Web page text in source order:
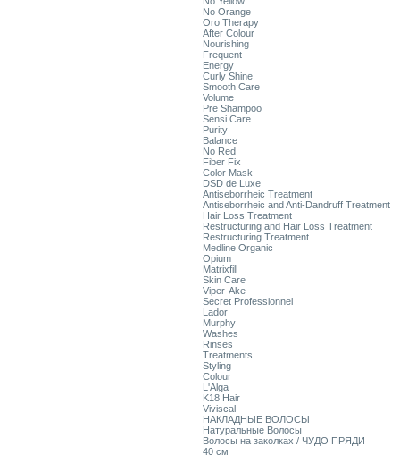
No Orange
Oro Therapy
After Colour
Nourishing
Frequent
Energy
Curly Shine
Smooth Care
Volume
Pre Shampoo
Sensi Care
Purity
Balance
No Red
Fiber Fix
Color Mask
DSD de Luxe
Antiseborrheic Treatment
Antiseborrheic and Anti-Dandruff Treatment
Hair Loss Treatment
Restructuring and Hair Loss Treatment
Restructuring Treatment
Medline Organic
Opium
Matrixfill
Skin Care
Viper-Ake
Secret Professionnel
Lador
Murphy
Washes
Rinses
Treatments
Styling
Colour
L'Alga
K18 Hair
Viviscal
НАКЛАДНЫЕ ВОЛОСЫ
Натуральные Волосы
Волосы на заколках / ЧУДО ПРЯДИ
40 см